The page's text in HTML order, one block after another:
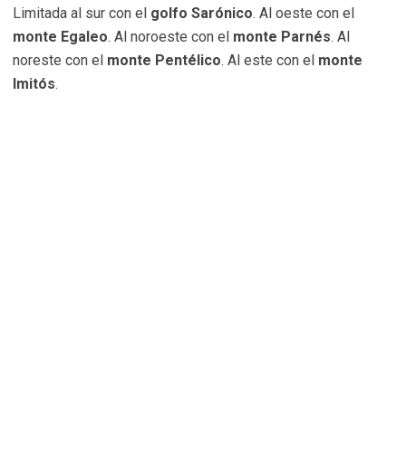
Limitada al sur con el golfo Sarónico. Al oeste con el
monte Egaleo. Al noroeste con el monte Parnés. Al
noreste con el monte Pentélico. Al este con el monte
Imitós.